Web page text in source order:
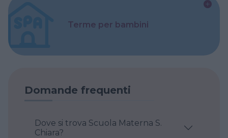
Terme per bambini
Domande frequenti
Dove si trova Scuola Materna S.
Chiara?